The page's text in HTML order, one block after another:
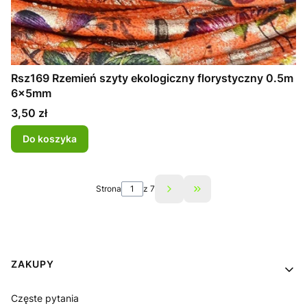
Rsz169 Rzemień szyty ekologiczny florystyczny 0.5m
6x5mm
Cena
3,50 zł
Do koszyka
Strona z 7 Przejdź do ostatniej
Linki w stopce
ZAKUPY
Częste pytania